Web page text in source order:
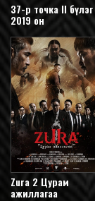
37-р точка II бүлэг
2019 он
Zura 2 Цурам
ажиллагаа